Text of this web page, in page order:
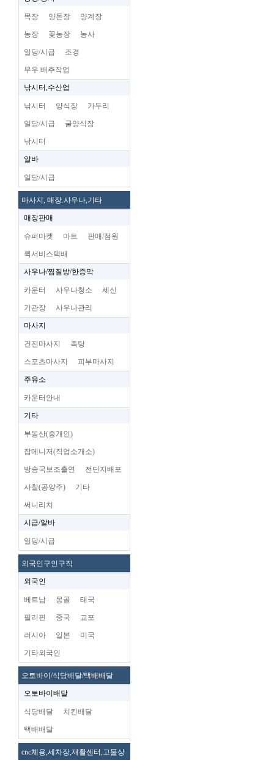
목장 양돈장 양계장
농장 꽃농장 농사
일당/시급 조경
무우 배추작업
낚시터,수산업
낚시터 양식장 가두리
일당/시급 굴양식장
낚시터
알바
일당/시급
마사지, 매장.사우나,기타
매장판매
슈퍼마켓 마트 판매/점원
퀵서비스택배
사우나/찜질방/한증막
카운터 사우나청소 세신
기관장 사우나관리
마사지
건전마사지 족탕
스포츠마사지 피부마사지
주유소
카운터안내
기타
부동산(중개인)
잡메니저(직업소개소)
방송국보조출연 전단지배포
사찰(공양주) 기타
써니리치
시급/알바
일당/시급
외국인구인구직
외국인
베트남 몽골 태국
필리핀 중국 교포
러시아 일본 미국
기타외국인
오토바이/식당배달/택배배달
오토바이배달
식당배달 치킨배달
택배배달
cnc체용,세차장,재활센터,고물상